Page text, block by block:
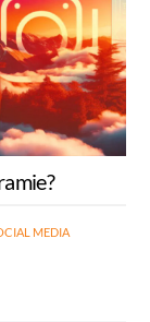
MEDIA